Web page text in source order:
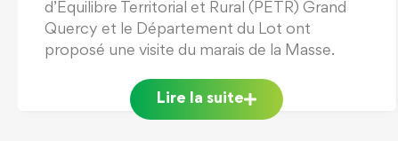
déroulent actuellement.
Lire la suite